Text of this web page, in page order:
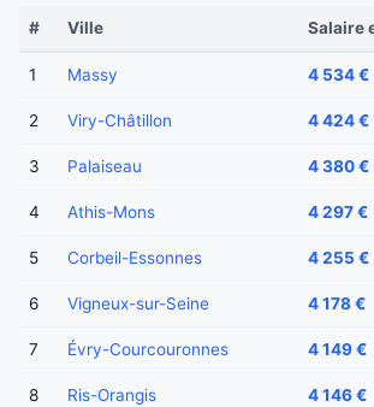
# Ville Salaire
1 Massy 4 534 €
2 Viry-Châtillon 4 424 €
3 Palaiseau 4 380 €
4 Athis-Mons 4 297 €
5 Corbeil-Essonnes 4 255 €
6 Vigneux-sur-Seine 4 178 €
7 Évry-Courcouronnes 4 149 €
8 Ris-Orangis 4 146 €